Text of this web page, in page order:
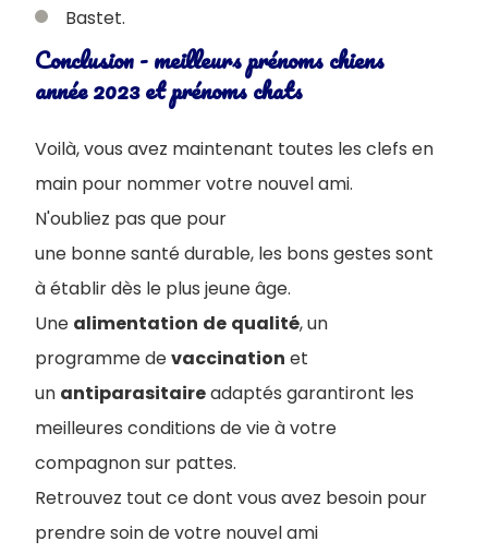
Bastet.
Conclusion - meilleurs prénoms chiens
année 2023 et prénoms chats
Voilà, vous avez maintenant toutes les clefs en
main pour nommer votre nouvel ami.
N'oubliez pas que pour
une bonne santé durable, les bons gestes sont
à établir dès le plus jeune âge.
Une alimentation de qualité, un
programme devaccination et
un antiparasitaireadaptés garantiront les
meilleures conditions de vie à votre
compagnon sur pattes.
Retrouvez tout ce dont vous avez besoin pour
prendre soin de votre nouvel ami